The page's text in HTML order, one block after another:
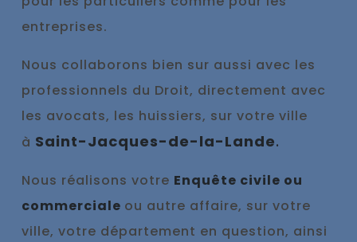
entreprises.
Nous collaborons bien sur aussi avec les
professionnels du Droit, directement avec
les avocats, les huissiers, sur votre ville
à Saint-Jacques-de-la-Lande.
Nous réalisons votre Enquête civile ou
commerciale ou autre affaire, sur votre
ville, votre département en question, ainsi